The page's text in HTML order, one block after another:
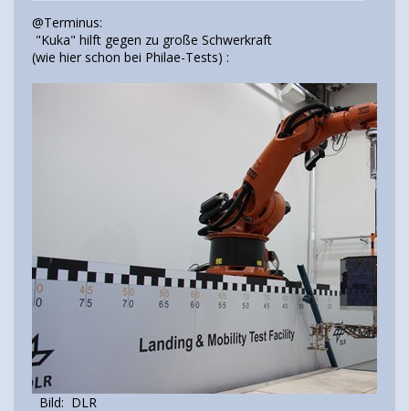
@Terminus:
"Kuka" hilft gegen zu große Schwerkraft
(wie hier schon bei Philae-Tests) :
Bild: DLR